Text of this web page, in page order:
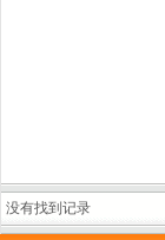
没有找到记录